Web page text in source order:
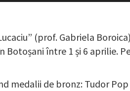
(prof. Gabriela
între 1 și 6 aprilie.
medalii de bronz: Tudor